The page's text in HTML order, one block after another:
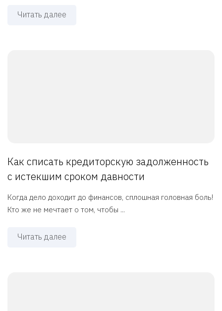
Читать далее
Как списать кредиторскую задолженность
с истекшим сроком давности
Когда дело доходит до финансов, сплошная головная боль!
Кто же не мечтает о том, чтобы ...
Читать далее